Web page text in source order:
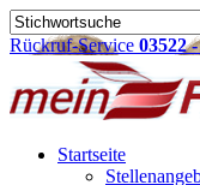
Rückruf-Service 03522
Startseite